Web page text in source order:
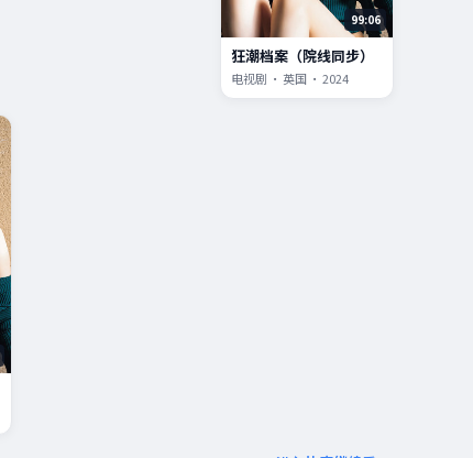
99:06
狂潮档案（院线同步）
电视剧 · 英国 · 2024